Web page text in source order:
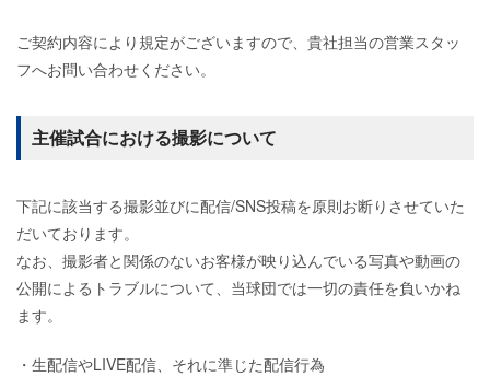
ご契約内容により規定がございますので、貴社担当の営業スタッ
フへお問い合わせください。
主催試合における撮影について
下記に該当する撮影並びに配信/SNS投稿を原則お断りさせていた
だいております。
なお、撮影者と関係のないお客様が映り込んでいる写真や動画の
公開によるトラブルについて、当球団では一切の責任を負いかね
ます。
・生配信やLIVE配信、それに準じた配信行為